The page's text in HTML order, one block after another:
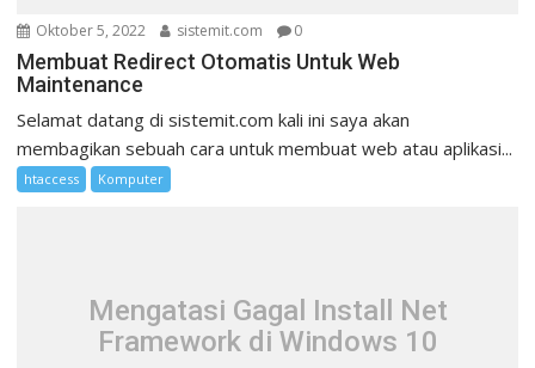
Oktober 5, 2022 sistemit.com 0
Membuat Redirect Otomatis Untuk Web
Maintenance
Selamat datang di sistemit.com kali ini saya akan
membagikan sebuah cara untuk membuat web atau aplikasi...
htaccess Komputer
Mengatasi Gagal Install Net
Framework di Windows 10